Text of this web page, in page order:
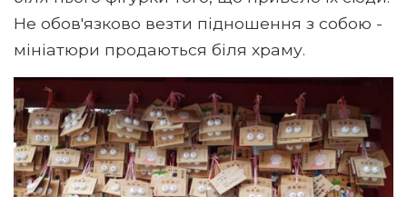
Не обов'язково везти підношення з собою -
мініатюри продаються біля храму.